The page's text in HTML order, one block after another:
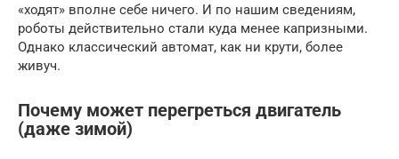
«ходят» вполне себе ничего. И по нашим сведениям,
роботы действительно стали куда менее капризными.
Однако классический автомат, как ни крути, более
живуч.
Почему может перегреться двигатель
(даже зимой)